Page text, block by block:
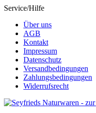
Service/Hilfe
Über uns
AGB
Kontakt
Impressum
Datenschutz
Versandbedingungen
Zahlungsbedingungen
Widerrufsrecht